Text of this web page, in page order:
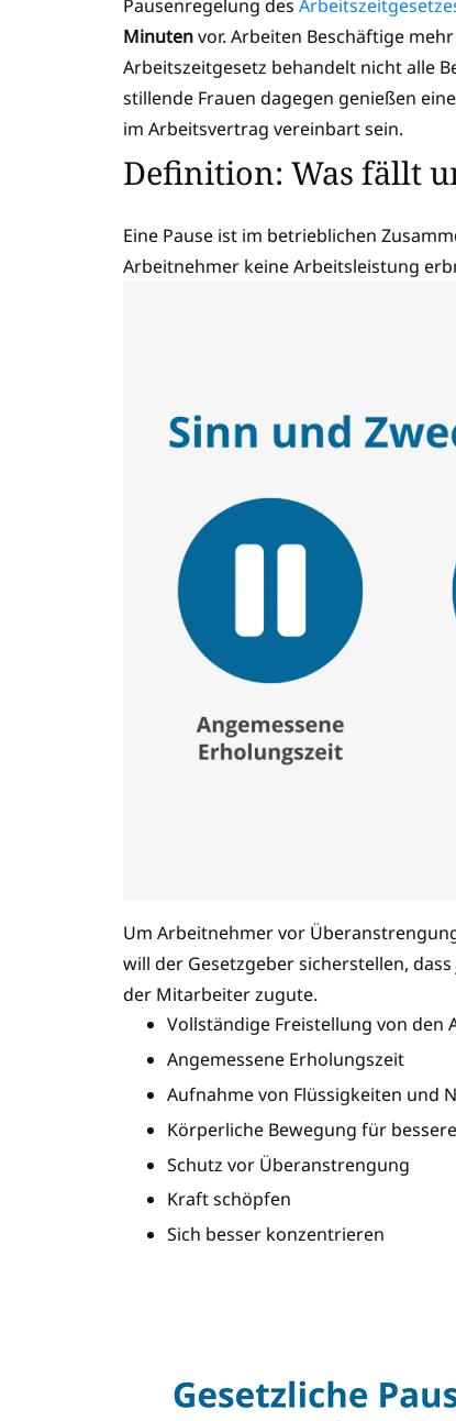
Pausenregelung des
Minutenvor. Arbeiten Beschäftige
Arbeitszeitgesetz behandelt nicht alle
stillende Frauen dagegen genießen
im Arbeitsvertrag vereinbart sein.
Definition: Was fällt
Eine Pause ist im betrieblichen
Arbeitnehmer keine Arbeitsleistung
Um Arbeitnehmer vor
will der Gesetzgeber sicherstellen,
der Mitarbeiter zugute.
Vollständige Freistellung von den
Angemessene Erholungszeit
Aufnahme von Flüssigkeiten und
Körperliche Bewegung für
Schutz vor Überanstrengung
Kraft schöpfen
Sich besser konzentrieren